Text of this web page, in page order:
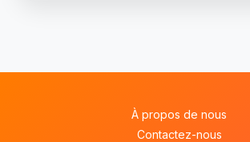
À propos de nous
Contactez-nous